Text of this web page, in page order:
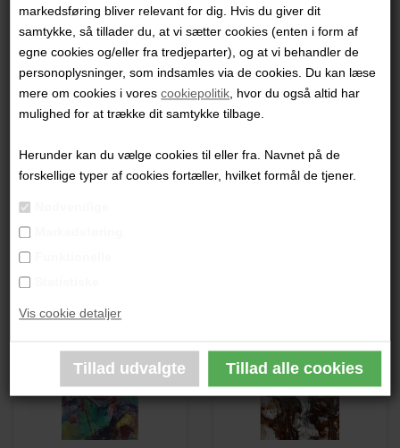
markedsføring bliver relevant for dig. Hvis du giver dit
samtykke, så tillader du, at vi sætter cookies (enten i form af
egne cookies og/eller fra tredjeparter), og at vi behandler de
personoplysninger, som indsamles via de cookies. Du kan læse
mere om cookies i vorescookiepolitik , hvor du også altid har
mulighed for at trække dit samtykke tilbage.
Herunder kan du vælge cookies til eller fra. Navnet på de
forskellige typer af cookies fortæller, hvilket formål de tjener.
Vis cookie detaljer
Kim Ramholt
4.900,00 DKK
Kim Ramholt
3.500,00 DKK